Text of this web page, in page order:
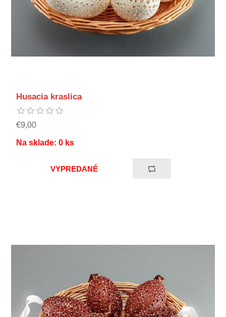
Husacia kraslica
€9,00
Na sklade: 0 ks